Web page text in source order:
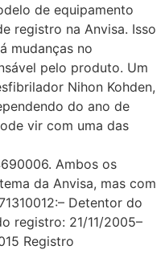
de equipamento
registro na Anvisa. Isso
mudanças no
pelo produto. Um
Nihon Kohden,
do ano de
vir com uma das
Ambos os
da Anvisa, mas com
Detentor do
registro: 21/11/2005–
Registro